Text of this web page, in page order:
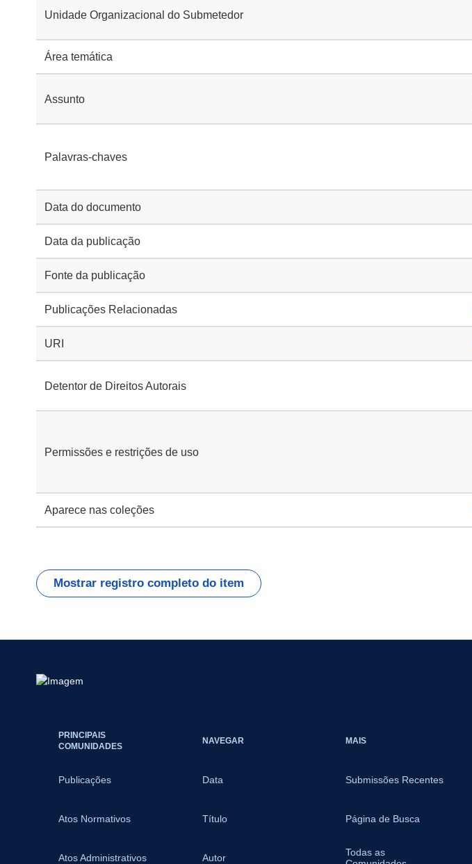
Unidade Organizacional do Submetedor
Área temática
Assunto
Palavras-chaves
Data do documento
Data da publicação
Fonte da publicação
Publicações Relacionadas
URI
Detentor de Direitos Autorais
Permissões e restrições de uso
Aparece nas coleções
Mostrar registro completo do item
PRINCIPAIS
COMUNIDADES
Publicações
Atos Normativos
Atos Administrativos
NAVEGAR
Data
Título
Autor
MAIS
Submissões Recentes
Página de Busca
Todas as